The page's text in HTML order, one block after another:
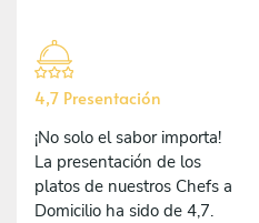
4,7 Presentación
¡No solo el sabor importa!
La presentación de los
platos de nuestros Chefs a
Domicilio ha sido de 4,7.